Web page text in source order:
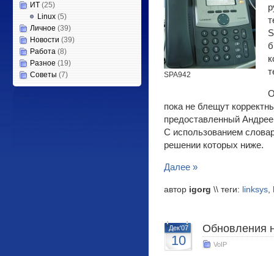
ИТ (25)
Linux (5)
Личное (39)
Новости (39)
Работа (8)
Разное (19)
Советы (7) SPA942
пока не блещут
предоставленный
С использованием
решении которых ниже.
Далее »
автор igorg \\ теги: linksys,
Дек'07
10
Обновления
VoIP